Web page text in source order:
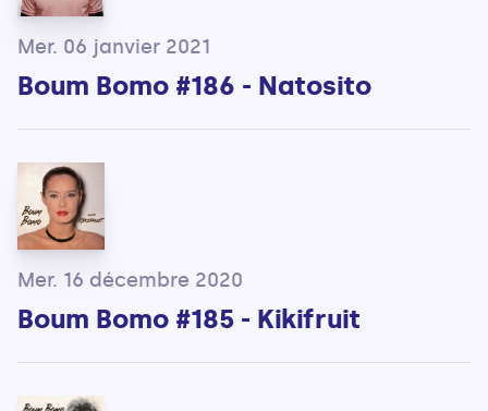
Mer. 06 janvier 2021
Boum Bomo #186 - Natosito
Mer. 16 décembre 2020
Boum Bomo #185 - Kikifruit